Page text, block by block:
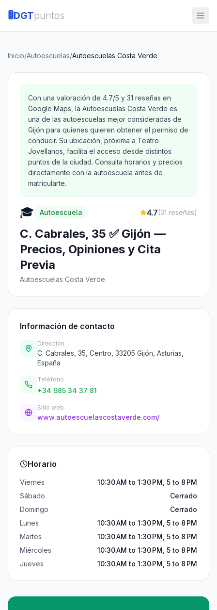
🚦DGTpuntos
Inicio/Autoescuelas/Autoescuelas Costa Verde
Con una valoración de 4.7/5 y 31 reseñas en
Google Maps, la Autoescuelas Costa Verde es
una de las autoescuelas mejor consideradas de
Gijón para quienes quieren obtener el permiso de
conducir. Su ubicación, próxima a Teatro
Jovellanos, facilita el acceso desde distintos
puntos de la ciudad. Consulta horarios y precios
directamente con la autoescuela antes de
matricularte.
🎓 Autoescuela 4.7(31 reseñas)
C. Cabrales, 35 ✅ Gijón —
Precios, Opiniones y Cita
Previa
Autoescuelas Costa Verde
Información de contacto
Dirección
C. Cabrales, 35, Centro, 33205 Gijón, Asturias,
España
Teléfono
+34 985 34 37 81
Sitio web
www.autoescuelascostaverde.com/
Horario
Viernes
10:30 AM to 1:30 PM, 5 to 8 PM
Sábado
Cerrado
Domingo
Cerrado
Lunes
10:30 AM to 1:30 PM, 5 to 8 PM
Martes
10:30 AM to 1:30 PM, 5 to 8 PM
Miércoles
10:30 AM to 1:30 PM, 5 to 8 PM
Jueves
10:30 AM to 1:30 PM, 5 to 8 PM